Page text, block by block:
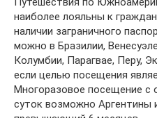
наиболее лояльны к
наличии заграничного
можно в Бразилии,
Колумбии, Парагвае, Перу,
если целью посещения
Многоразовое посещение
суток возможно Аргентины